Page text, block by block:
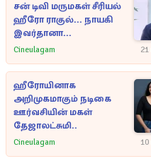
சன் டிவி மருமகள் சீரியல்
ஹீரோ ராகுல்... நாயகி
இவர்தானா...
Cineulagam
ஹீரோயினாக
அறிமுகமாகும் நடிகை
ஊர்வசியின் மகள்
தேஜாலட்சுமி..
Cineulagam